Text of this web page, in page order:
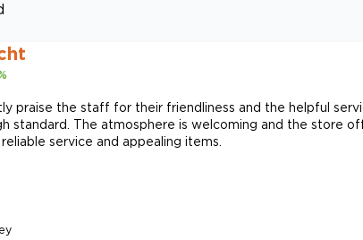
praise the staff for their friendliness and the helpful
standard. The atmosphere is welcoming and the store
service and appealing items.